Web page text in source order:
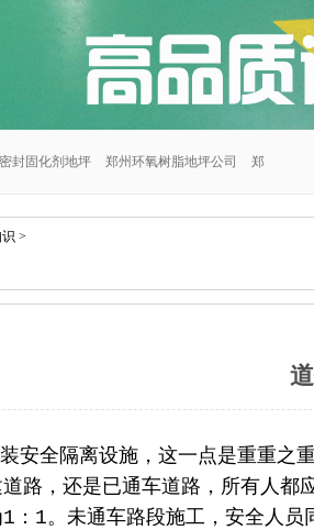
封固化剂地坪 郑州环氧树脂地坪公司 郑
>
隔离设施，这一点是重重之重
路，还是已通车道路，所有人都
：1。未通车路段施工，安全人员